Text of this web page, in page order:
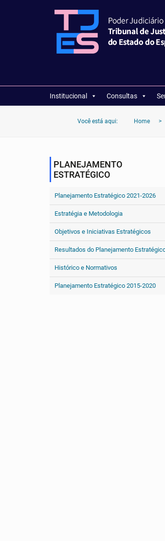
Institucional Consultas
Você está aqui: Home >
PLANEJAMENTO
ESTRATÉGICO
Planejamento Estratégico 2021-2026
Estratégia e Metodologia
Objetivos e Iniciativas Estratégicos
Resultados do Planejamento
Histórico e Normativos
Planejamento Estratégico 2015-2020